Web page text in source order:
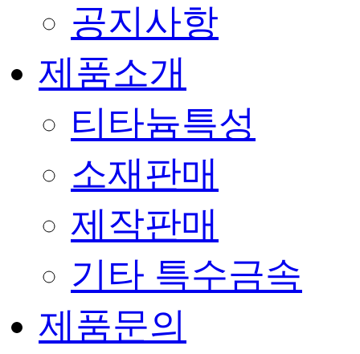
공지사항
제품소개
티타늄특성
소재판매
제작판매
기타 특수금속
제품문의